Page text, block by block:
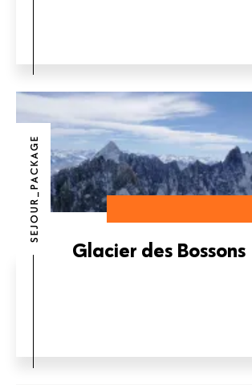
SEJOUR_PACKAGE
Glacier des Bossons